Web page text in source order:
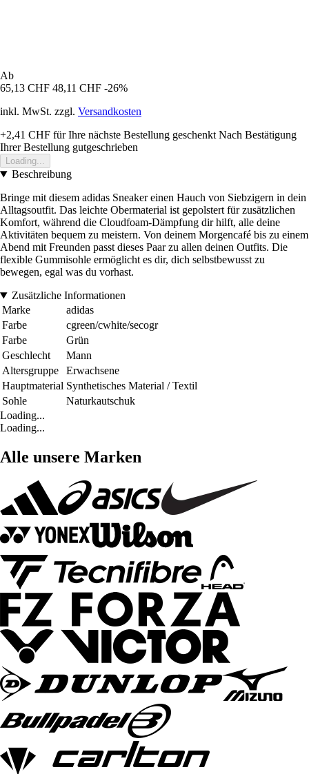
Ab
65,13 CHF 48,11 CHF -26%
inkl. MwSt. zzgl. Versandkosten
+2,41 CHF für Ihre nächste Bestellung geschenkt Nach Bestätigung
Ihrer Bestellung gutgeschrieben
Loading...
Beschreibung
Bringe mit diesem adidas Sneaker einen Hauch von Siebzigern in dein
Alltagsoutfit. Das leichte Obermaterial ist gepolstert für zusätzlichen
Komfort, während die Cloudfoam-Dämpfung dir hilft, alle deine
Aktivitäten bequem zu meistern. Von deinem Morgencafé bis zu einem
Abend mit Freunden passt dieses Paar zu allen deinen Outfits. Die
flexible Gummisohle ermöglicht es dir, dich selbstbewusst zu
bewegen, egal was du vorhast.
Zusätzliche Informationen
Marke
adidas
Farbe
cgreen/cwhite/secogr
Farbe
Grün
Geschlecht
Mann
Altersgruppe
Erwachsene
Hauptmaterial Synthetisches Material / Textil
Sohle
Naturkautschuk
Loading...
Loading...
Alle unsere Marken